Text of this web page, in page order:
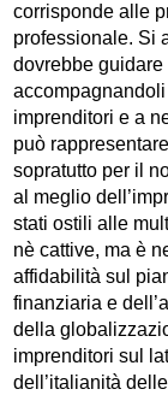
corrisponde alle
professionale. Si
dovrebbe
imprenditori e a
può
sopratutto per il
al meglio
stati ostili alle
nè cattive, ma è
affidabilità sul
finanziaria e
della
imprenditori sul
dell’italianità